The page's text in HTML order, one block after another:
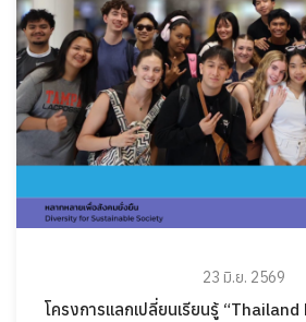
23 มิ.ย. 2569
โครงการแลกเปลี่ยนเรียนรู้